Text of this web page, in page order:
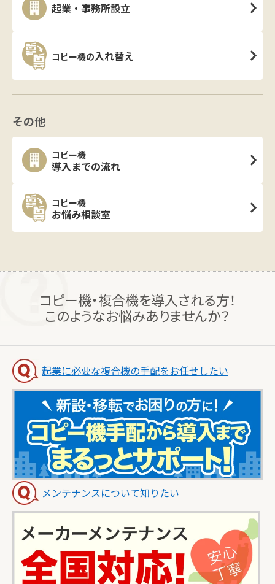
起業・事務所設立
コピー機の入れ替え
その他
コピー機
導入までの流れ
コピー機
お悩み相談室
コピー機・複合機を導入される方！
このようなお悩みありませんか？
起業に必要な複合機の手配をお任せしたい
メンテナンスについて知りたい